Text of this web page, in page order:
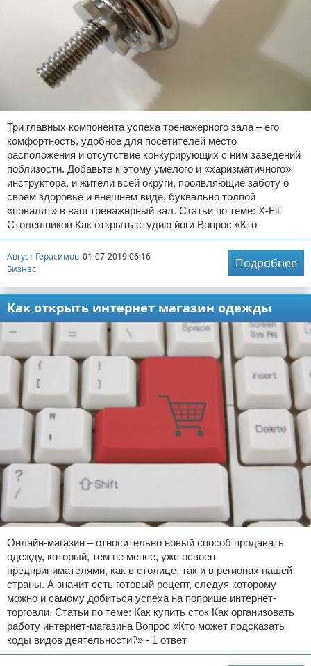
Три главных компонента успеха тренажерного зала – его
комфортность, удобное для посетителей место
расположения и отсутствие конкурирующих с ним заведений
поблизости. Добавьте к этому умелого и «харизматичного»
инструктора, и жители всей округи, проявляющие заботу о
своем здоровье и внешнем виде, буквально толпой
«повалят» в ваш тренажнрный зал. Статьи по теме: X-Fit
Столешников Как открыть студию йоги Вопрос «Кто
Август Герасимов 01-07-2019 06:16
Бизнес
Подробнее
Как открыть интернет магазин одежды
Онлайн-магазин – относительно новый способ продавать
одежду, который, тем не менее, уже освоен
предпринимателями, как в столице, так и в регионах нашей
страны. А значит есть готовый рецепт, следуя которому
можно и самому добиться успеха на поприще интернет-
торговли. Статьи по теме: Как купить сток Как организовать
работу интернет-магазина Вопрос «Кто может подсказать
коды видов деятельности?» - 1 ответ